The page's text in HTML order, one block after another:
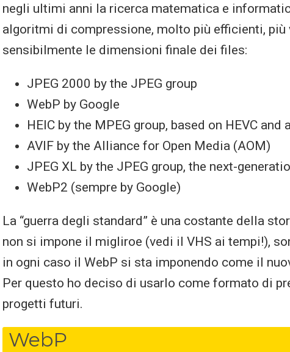
negli ultimi anni la ricerca matematica e
algoritmi di compressione, molto più efficienti, più
sensibilmente le dimensioni finale dei files:
JPEG 2000 by the JPEG group
WebP by Google
HEIC by the MPEG group, based on HEVC and
AVIF by the Alliance for Open Media (AOM)
JPEG XL by the JPEG group, the next-
WebP2 (sempre by Google)
La “guerra degli standard” è una costante della
non si impone il migliroe (vedi il VHS ai tempi!),
in ogni caso il WebP si sta imponendo come il
Per questo ho deciso di usarlo come formato di
progetti futuri.
WebP